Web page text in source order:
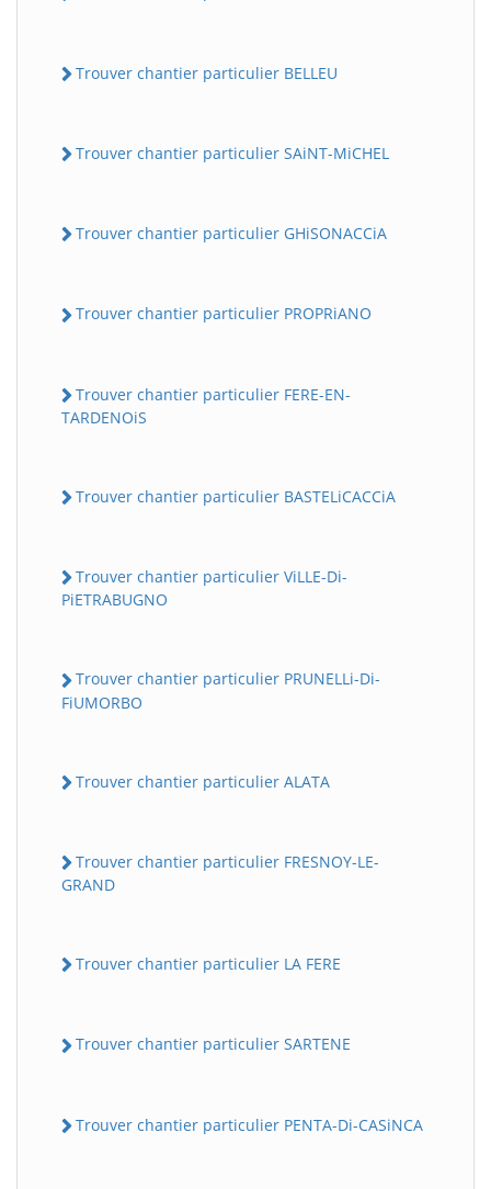
Trouver chantier particulier BELLEU
Trouver chantier particulier SAiNT-MiCHEL
Trouver chantier particulier GHiSONACCiA
Trouver chantier particulier PROPRiANO
Trouver chantier particulier FERE-EN-
TARDENOiS
Trouver chantier particulier BASTELiCACCiA
Trouver chantier particulier ViLLE-Di-
PiETRABUGNO
Trouver chantier particulier PRUNELLi-Di-
FiUMORBO
Trouver chantier particulier ALATA
Trouver chantier particulier FRESNOY-LE-
GRAND
Trouver chantier particulier LA FERE
Trouver chantier particulier SARTENE
Trouver chantier particulier PENTA-Di-CASiNCA